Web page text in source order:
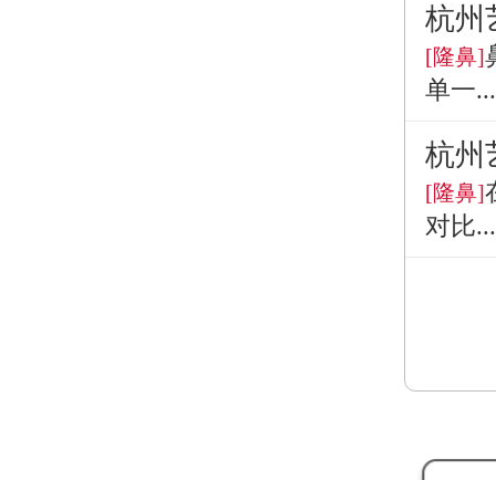
杭州
[隆鼻]
单一...
杭州
[隆鼻]
对比...